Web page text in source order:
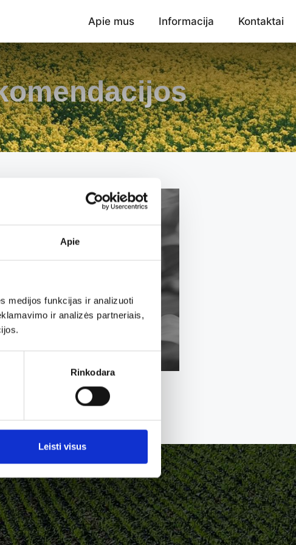
Apie
medijos funkcijas ir analizuoti
ir analizės partneriais,
Rinkodara
Leisti visus
Apie mus Informacija Kontaktai
MAISGUARD
Plačiau